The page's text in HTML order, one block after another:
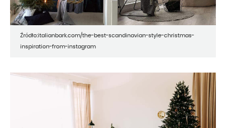
Źródło:italianbark.com/the-best-scandinavian-style-christmas-
inspiration-from-instagram